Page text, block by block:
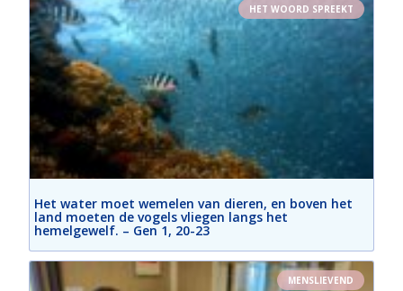
HET WOORD SPREEKT
Het water moet wemelen van dieren, en boven het
land moeten de vogels vliegen langs het
hemelgewelf. – Gen 1, 20-23
MENSLIEVEND